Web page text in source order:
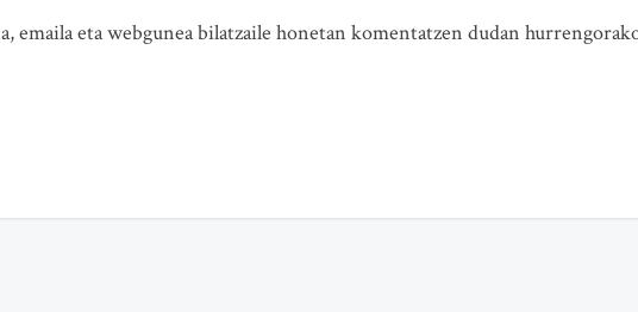
emaila eta webgunea bilatzaile honetan komentatzen dudan